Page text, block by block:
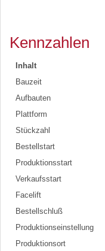
Kennzahlen
Inhalt
Bauzeit
Aufbauten
Plattform
Stückzahl
Bestellstart
Produktionsstart
Verkaufsstart
Facelift
Bestellschluß
Produktionseinstellung
Produktionsort